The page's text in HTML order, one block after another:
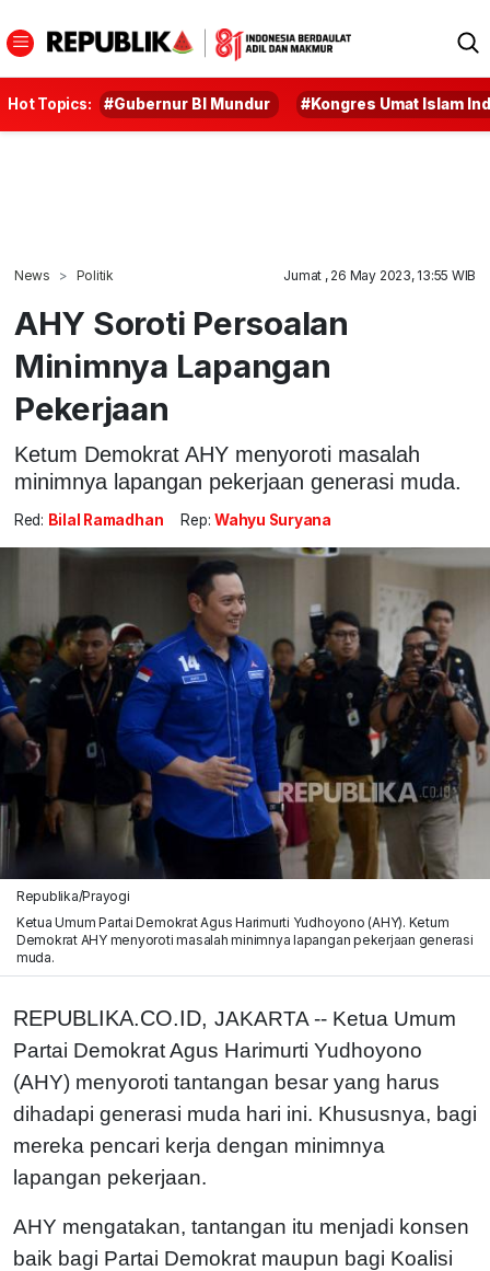
Hot Topics: #Gubernur BI Mundur #Kongres Umat Islam
News Politik Jumat , 26 May 2023, 13:55 WIB
AHY Soroti Persoalan
Minimnya Lapangan
Pekerjaan
Ketum Demokrat AHY menyoroti masalah
minimnya lapangan pekerjaan generasi muda.
Red: Bilal Ramadhan Rep: Wahyu Suryana
Republika/Prayogi
Ketua Umum Partai Demokrat Agus Harimurti Yudhoyono (AHY). Ketum
Demokrat AHY menyoroti masalah minimnya lapangan pekerjaan generasi
muda.
REPUBLIKA.CO.ID, JAKARTA -- Ketua Umum
Partai Demokrat Agus Harimurti Yudhoyono
(AHY) menyoroti tantangan besar yang harus
dihadapi generasi muda hari ini. Khususnya, bagi
mereka pencari kerja dengan minimnya
lapangan pekerjaan.
AHY mengatakan, tantangan itu menjadi konsen
baik bagi Partai Demokrat maupun bagi Koalisi